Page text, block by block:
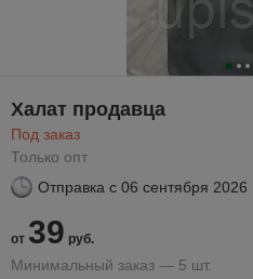
Халат продавца
Под заказ
Только опт
Отправка с 06 сентября 2026
от 39 руб.
Минимальный заказ — 5 шт.